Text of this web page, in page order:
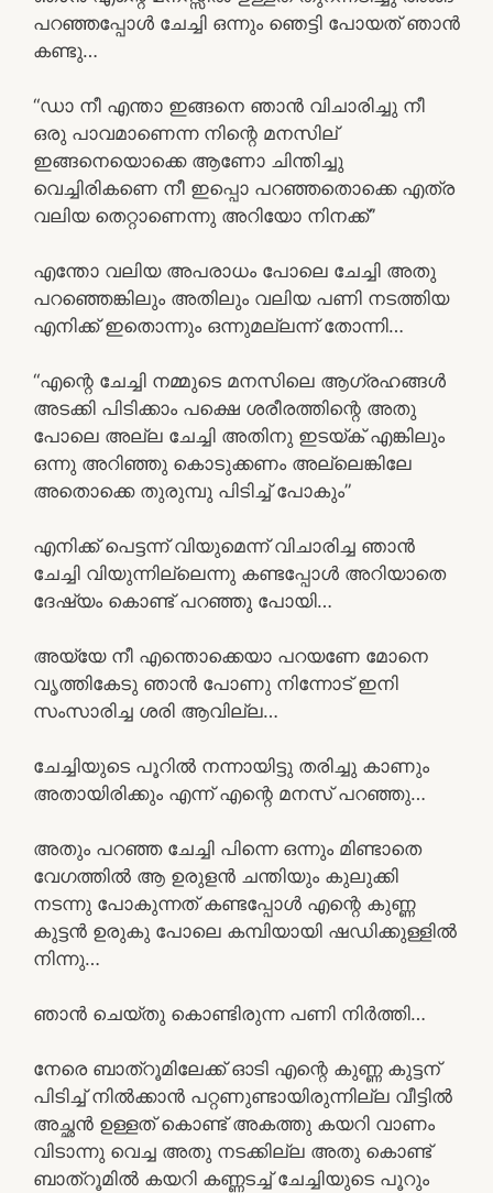
പറഞ്ഞപ്പോൾ ചേച്ചി ഒന്നും ഞെട്ടി പോയത് ഞാൻ
കണ്ടു…
“ഡാ നീ എന്താ ഇങ്ങനെ ഞാൻ വിചാരിച്ചു നീ
ഒരു പാവമാണെന്ന നിന്റെ മനസില്
ഇങ്ങനെയൊക്കെ ആണോ ചിന്തിച്ചു
വെച്ചിരികണെ നീ ഇപ്പൊ പറഞ്ഞതൊക്കെ എത്ര
വലിയ തെറ്റാണെന്നു അറിയോ നിനക്ക്”
എന്തോ വലിയ അപരാധം പോലെ ചേച്ചി അതു
പറഞ്ഞെങ്കിലും അതിലും വലിയ പണി നടത്തിയ
എനിക്ക് ഇതൊന്നും ഒന്നുമല്ലന്ന് തോന്നി…
“എന്റെ ചേച്ചി നമ്മുടെ മനസിലെ ആഗ്രഹങ്ങൾ
അടക്കി പിടിക്കാം പക്ഷെ ശരീരത്തിന്റെ അതു
പോലെ അല്ല ചേച്ചി അതിനു ഇടയ്ക് എങ്കിലും
ഒന്നു അറിഞ്ഞു കൊടുക്കണം അല്ലെങ്കിലേ
അതൊക്കെ തുരുമ്പു പിടിച്ച് പോകും”
എനിക്ക് പെട്ടന്ന് വിയുമെന്ന് വിചാരിച്ച ഞാൻ
ചേച്ചി വിയുന്നില്ലെന്നു കണ്ടപ്പോൾ അറിയാതെ
ദേഷ്യം കൊണ്ട് പറഞ്ഞു പോയി…
അയ്യേ നീ എന്തൊക്കെയാ പറയണേ മോനെ
വൃത്തികേടു ഞാൻ പോണു നിന്നോട് ഇനി
സംസാരിച്ച ശരി ആവില്ല…
ചേച്ചിയുടെ പൂറിൽ നന്നായിട്ടു തരിച്ചു കാണും
അതായിരിക്കും എന്ന് എന്റെ മനസ് പറഞ്ഞു…
അതും പറഞ്ഞ ചേച്ചി പിന്നെ ഒന്നും മിണ്ടാതെ
വേഗത്തിൽ ആ ഉരുളൻ ചന്തിയും കുലുക്കി
നടന്നു പോകുന്നത് കണ്ടപ്പോൾ എന്റെ കുണ്ണ
കുട്ടൻ ഉരുകു പോലെ കമ്പിയായി ഷഡിക്കുള്ളിൽ
നിന്നു…
ഞാൻ ചെയ്തു കൊണ്ടിരുന്ന പണി നിർത്തി…
നേരെ ബാത്‌റൂമിലേക്ക് ഓടി എന്റെ കുണ്ണ കുട്ടന്
പിടിച്ച് നിൽക്കാൻ പറ്റണുണ്ടായിരുന്നില്ല വീട്ടിൽ
അച്ഛൻ ഉള്ളത് കൊണ്ട് അകത്തു കയറി വാണം
വിടാന്നു വെച്ച അതു നടക്കില്ല അതു കൊണ്ട്
ബാത്‌റൂമിൽ കയറി കണ്ണടച്ച് ചേച്ചിയുടെ പൂറും